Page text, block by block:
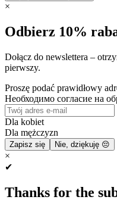
×
Odbierz 10%
Dołącz do newslettera –
pierwszy.
Proszę podać prawidłowy
Необходимо согласие на
Dla kobiet
Dla mężczyzn
Zapisz się Nie, dziękuję 😔
×
✔
Thanks for the